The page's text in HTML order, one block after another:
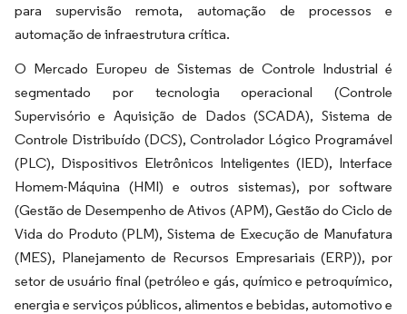
para supervisão remota, automação de processos e
automação de infraestrutura crítica.
O Mercado Europeu de Sistemas de Controle Industrial é
segmentado por tecnologia operacional (Controle
Supervisório e Aquisição de Dados (SCADA), Sistema de
Controle Distribuído (DCS), Controlador Lógico Programável
(PLC), Dispositivos Eletrônicos Inteligentes (IED), Interface
Homem-Máquina (HMI) e outros sistemas), por software
(Gestão de Desempenho de Ativos (APM), Gestão do Ciclo de
Vida do Produto (PLM), Sistema de Execução de Manufatura
(MES), Planejamento de Recursos Empresariais (ERP)), por
setor de usuário final (petróleo e gás, químico e petroquímico,
energia e serviços públicos, alimentos e bebidas, automotivo e